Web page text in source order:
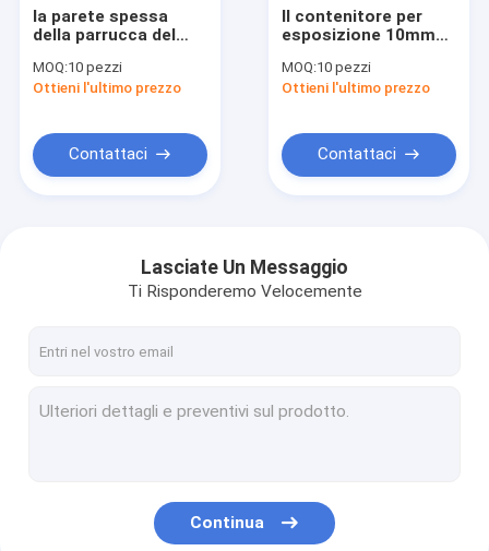
Orologio visualizzare vetrina
Scaffali di esposizione della scarpa
Espositore della borsa
Mobilia del negozio del fumo
Vetrina dell'esposizione del museo
la parete spessa
della parrucca del
visualizza il pizzo
pieno dell'OEM per
MOQ:10 pezzi
Ottieni l'ultimo prezzo
Contattaci
Il contenitore per
esposizione 10mm
progettazione del
monomero ha
di vetro
MOQ:10 pezzi
Ottieni l'ultimo prezzo
Contattaci
Lasciate Un Messaggio
Ti Risponderemo Velocemente
Continua